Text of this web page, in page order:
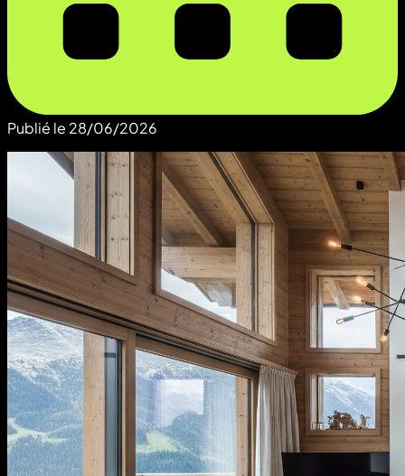
Publié le 28/06/2026